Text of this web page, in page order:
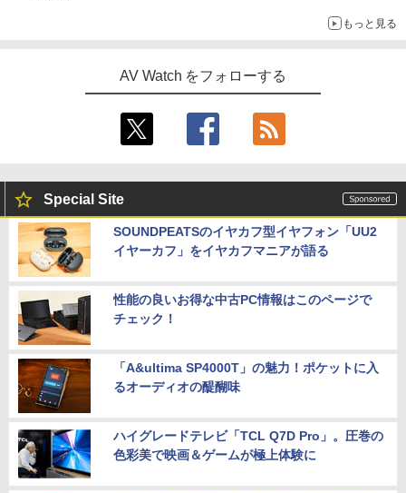
もっと見る
AV Watch をフォローする
Special Site
SOUNDPEATSのイヤカフ型イヤフォン「UU2
イヤーカフ」をイヤカフマニアが語る
性能の良いお得な中古PC情報はこのページで
チェック！
「A&ultima SP4000T」の魅力！ポケットに入
るオーディオの醍醐味
ハイグレードテレビ「TCL Q7D Pro」。圧巻の
色彩美で映画＆ゲームが極上体験に